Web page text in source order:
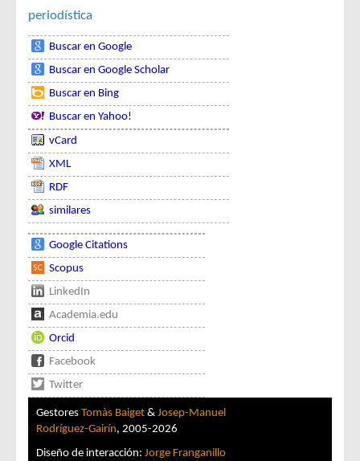
periodística
Buscar en Google
Buscar en Google Scholar
Buscar en Bing
Buscar en Yahoo!
vCard
XML
RDF
similares
Google Citations
Scopus
LinkedIn
Academia.edu
Orcid
Facebook
Twitter
Gestores Tomàs Baiget & Josep-Manuel
Rodríguez-Gairín, 2005-2026
Diseño de interacción: Jorge Franganillo